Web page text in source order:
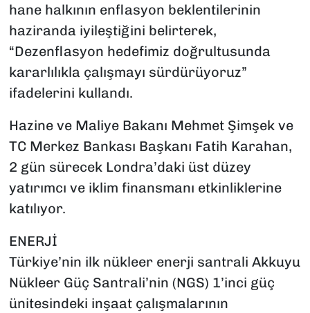
hane halkının enflasyon beklentilerinin
haziranda iyileştiğini belirterek,
“Dezenflasyon hedefimiz doğrultusunda
kararlılıkla çalışmayı sürdürüyoruz”
ifadelerini kullandı.
Hazine ve Maliye Bakanı Mehmet Şimşek ve
TC Merkez Bankası Başkanı Fatih Karahan,
2 gün sürecek Londra’daki üst düzey
yatırımcı ve iklim finansmanı etkinliklerine
katılıyor.
ENERJİ
Türkiye’nin ilk nükleer enerji santrali Akkuyu
Nükleer Güç Santrali’nin (NGS) 1’inci güç
ünitesindeki inşaat çalışmalarının